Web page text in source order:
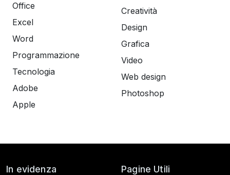
Office
Excel
Word
Programmazione
Tecnologia
Adobe
Apple
Creatività
Design
Grafica
Video
Web design
Photoshop
In evidenza Pagine Utili